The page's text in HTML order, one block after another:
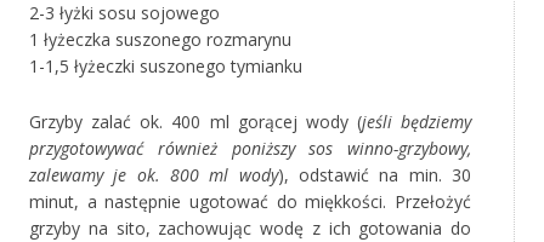
2-3 łyżki sosu sojowego
1 łyżeczka suszonego rozmarynu
1-1,5 łyżeczki suszonego tymianku
Grzyby zalać ok. 400 ml gorącej wody (jeśli będziemy
przygotowywać również poniższy sos winno-grzybowy,
zalewamy je ok. 800 ml wody), odstawić na min. 30
minut, a następnie ugotować do miękkości. Przełożyć
grzyby na sito, zachowując wodę z ich gotowania do